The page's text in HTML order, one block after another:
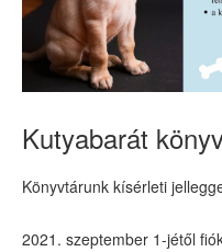
Kutyabarát
Könyvtárunk kísérleti
2021. szeptember 1-jétől